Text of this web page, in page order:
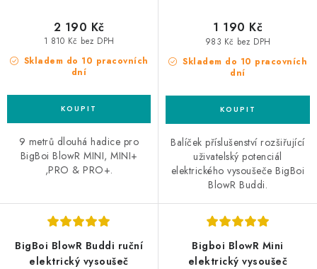
Skladem do 10 pracovních
dní
1 810 Kč bez DPH
2 190 Kč
9 metrů dlouhá hadice pro
BigBoi BlowR MINI, MINI+
,PRO & PRO+.
Skladem do 10 pracovních
dní
983 Kč bez DPH
1 190 Kč
Balíček příslušenství rozšiřující
uživatelský potenciál
elektrického vysoušeče BigBoi
BlowR Buddi.
BigBoi BlowR Buddi ruční
elektrický vysoušeč
Bigboi BlowR Mini
elektrický vysoušeč